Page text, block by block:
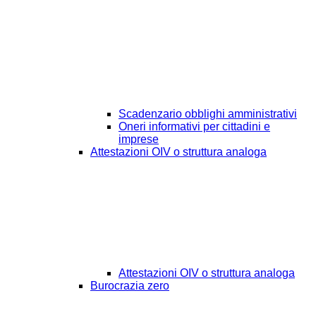
Scadenzario obblighi amministrativi
Oneri informativi per cittadini e
imprese
Attestazioni OIV o struttura analoga
Attestazioni OIV o struttura analoga
Burocrazia zero